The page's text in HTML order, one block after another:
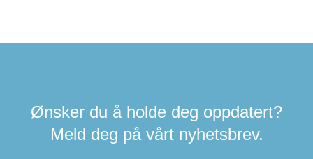
Ønsker du å holde deg oppdatert?
Meld deg på vårt nyhetsbrev.